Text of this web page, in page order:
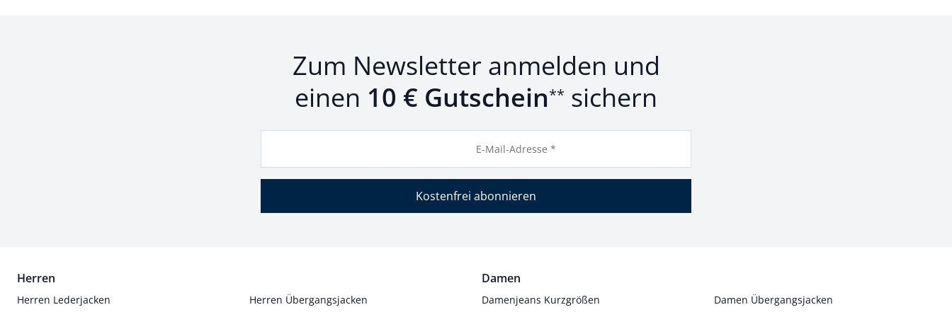
Zum Newsletter anmelden und
einen 10 € Gutschein** sichern
E-Mail-Adresse *
Kostenfrei abonnieren
Herren
Herren Lederjacken
Herren Übergangsjacken
Damen
Damenjeans Kurzgrößen
Damen Übergangsjacken